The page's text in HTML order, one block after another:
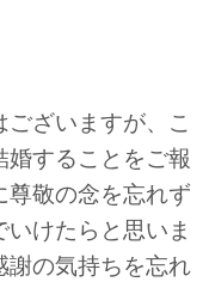
ざいますが、こ
することをご報
敬の念を忘れず
けたらと思いま
の気持ちを忘れ